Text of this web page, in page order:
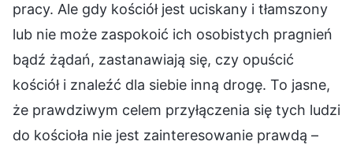
pracy. Ale gdy kościół jest uciskany i tłamszony
lub nie może zaspokoić ich osobistych pragnień
bądź żądań, zastanawiają się, czy opuścić
kościół i znaleźć dla siebie inną drogę. To jasne,
że prawdziwym celem przyłączenia się tych ludzi
do kościoła nie jest zainteresowanie prawdą –